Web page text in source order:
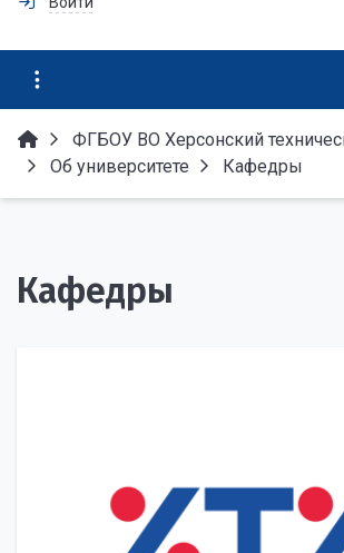
ФГБОУ ВО Херсонский
Об университете
Кафедры
Кафедры